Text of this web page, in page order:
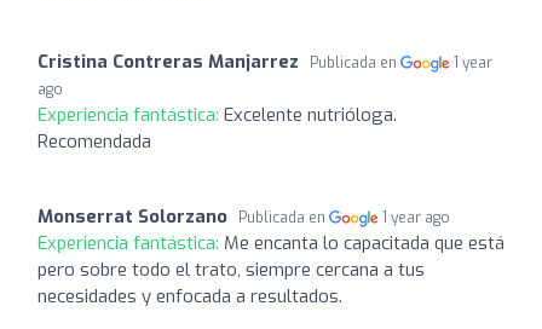
Cristina Contreras Manjarrez Publicada en
1 year
ago
Experiencia fantástica: Excelente nutrióloga.
Recomendada
Monserrat Solorzano Publicada en 1 year ago
Experiencia fantástica: Me encanta lo capacitada que está
pero sobre todo el trato, siempre cercana a tus
necesidades y enfocada a resultados.